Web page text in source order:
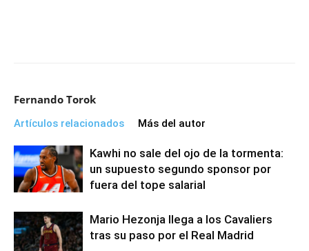
Fernando Torok
Artículos relacionados Más del autor
Kawhi no sale del ojo de la tormenta:
un supuesto segundo sponsor por
fuera del tope salarial
Mario Hezonja llega a los Cavaliers
tras su paso por el Real Madrid